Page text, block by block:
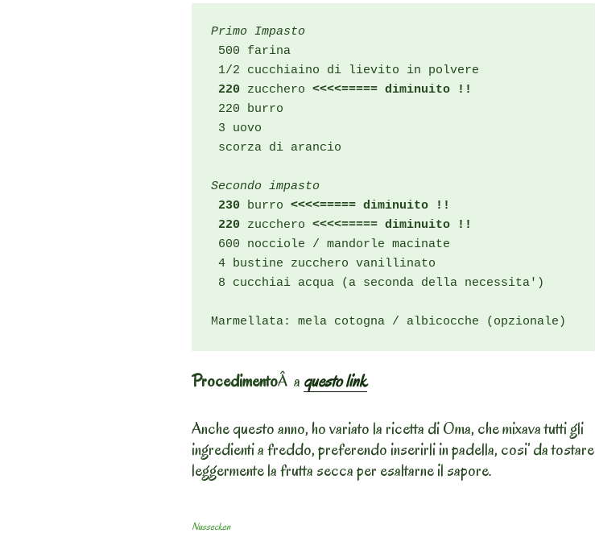
Primo Impasto
500 farina
1/2 cucchiaino di lievito in polvere
220 zucchero <<<<===== diminuito !!
220 burro
3 uovo
scorza di arancio
Secondo impasto
230 burro <<<<===== diminuito !!
220 zucchero <<<<===== diminuito !!
600 nocciole / mandorle macinate
4 bustine zucchero vanillinato
8 cucchiai acqua (a seconda della necessita')
Marmellata: mela cotogna / albicocche (opzionale)
ProcedimentoÂ a questo link
Anche questo anno, ho variato la ricetta di Oma, che mixava tutti gli
ingredienti a freddo, preferendo inserirli in padella, cosi’ da tostare
leggermente la frutta secca per esaltarne il sapore.
Nussecken